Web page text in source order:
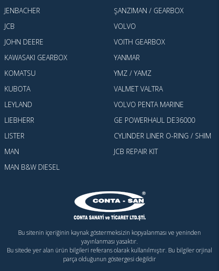
JENBACHER
JCB
JOHN DEERE
KAWASAKI GEARBOX
KOMATSU
KUBOTA
LEYLAND
LIEBHERR
LISTER
MAN
MAN B&W DIESEL
ŞANZIMAN / GEARBOX
VOLVO
VOITH GEARBOX
YANMAR
YMZ / YAMZ
VALMET VALTRA
VOLVO PENTA MARINE
GE POWERHAUL DE36000
CYLINDER LINER O-RING / SHIM
JCB REPAIR KIT
Bu sitenin içeriğinin kaynak göstermeksizin kopyalanması ve yeninden
yayınlanması yasaktır.
Bu sitede yer alan ürün bilgileri referans olarak kullanılmıştır. Bu bilgiler orjinal
parça olduğunun göstergesi değildir